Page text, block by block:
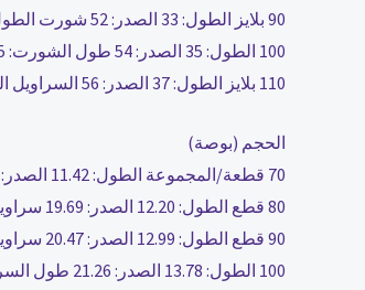
90 بلايز الطول: 33 الصدر: 52 شورت الطول: 24 الخصر: 40 اقتراح العمر: 6-12 شهر
100 الطول: 35 الصدر: 54 طول الشورت: 25.5 الخصر: 42 اقتراح العمر: 12-18 شهر
110 بلايز الطول: 37 الصدر: 56 السراويل الطول: 27 الخصر: 44 اقتراح العمر: 18-24 شهر
الحجم (بوصة)
70 قطعة/المجموعة الطول: 11.42 الصدر: 18.90 السراويل الطول: 8.27 الخصر: 14.17 اقتراح العمر: 0-3 أشهر
80 قطع الطول: 12.20 الصدر: 19.69 سراويل الطول: 8.86 الخصر: 14.96 اقتراح العمر: 3-6 أشهر
90 قطع الطول: 12.99 الصدر: 20.47 سراويل الطول: 9.45 الخصر: 15.75 اقتراح العمر: 6-12 شهر
100 الطول: 13.78 الصدر: 21.26 طول السروال: 10.04 الخصر: 16.54 اقتراح العمر: 12-18 شهر